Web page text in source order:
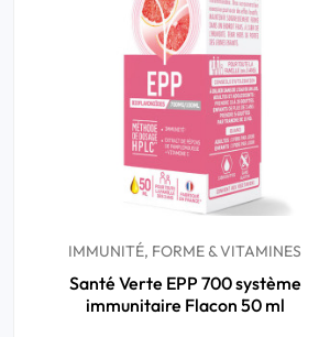
Bucco-dentaire
IMMUNITÉ, FORME & VITAMINES
Santé Verte EPP 700 système
immunitaire Flacon 50 ml